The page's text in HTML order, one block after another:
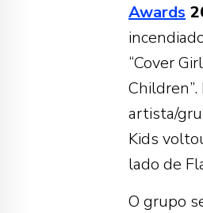
Awards
“Cover
artista/
Kids
lado de
O grupo